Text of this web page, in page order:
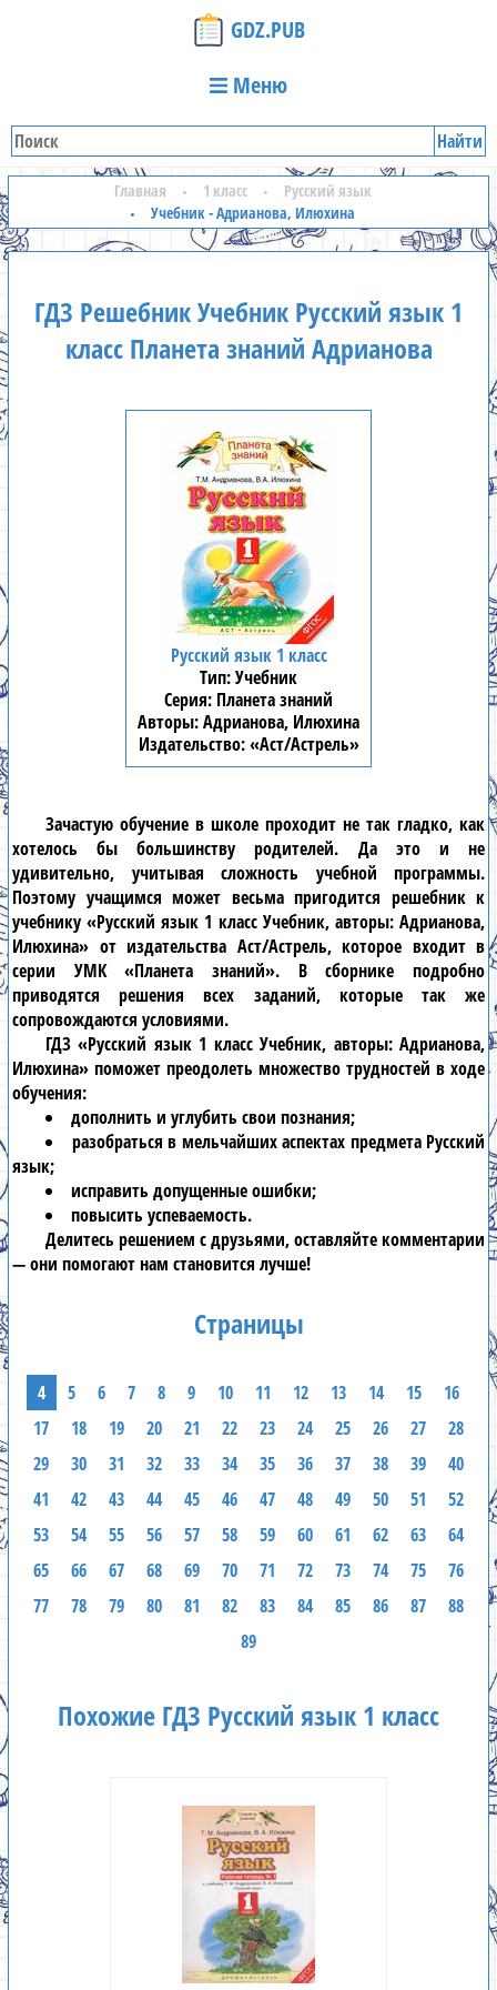
GDZ.PUB
Меню
Найти
Главная 1 класс
Русский язык
Учебник - Адрианова, Илюхина
ГДЗ Решебник Учебник Русский язык 1
класс Планета знаний Адрианова
Русский язык 1 класс
Учебник
Планета знаний
Адрианова, Илюхина
«Аст/Астрель»
Зачастую обучение в школе проходит не так гладко, как
хотелось бы большинству родителей. Да это и не
удивительно, учитывая сложность учебной программы.
Поэтому учащимся может весьма пригодится решебник к
учебнику «Русский язык 1 класс Учебник, авторы: Адрианова,
Илюхина» от издательства Аст/Астрель, которое входит в
серии УМК «Планета знаний». В сборнике подробно
приводятся решения всех заданий, которые так же
сопровождаются условиями.
ГДЗ «Русский язык 1 класс Учебник, авторы: Адрианова,
Илюхина» поможет преодолеть множество трудностей в ходе
обучения:
дополнить и углубить свои познания;
разобраться в мельчайших аспектах предмета Русский
язык;
исправить допущенные ошибки;
повысить успеваемость.
Делитесь решением с друзьями, оставляйте комментарии
— они помогают нам становится лучше!
Страницы
4 5 6 7 8 9 10 11 12 13 14 15
16
17
18 19 20 21 22 23 24 25 26 27
28
29
30 31 32 33 34 35 36 37 38 39
40
41
42 43 44 45 46 47 48 49 50 51
52
53
54 55 56 57 58 59 60 61 62 63
64
65
66 67 68 69 70 71 72 73 74 75
76
77
78 79 80 81 82 83 84 85 86 87
88
89
Похожие ГДЗ Русский язык 1 класс